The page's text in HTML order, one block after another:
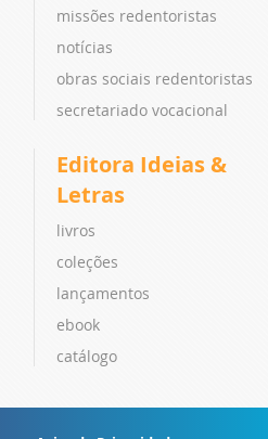
missões redentoristas
notícias
obras sociais redentoristas
secretariado vocacional
Editora Ideias &
Letras
livros
coleções
lançamentos
ebook
catálogo